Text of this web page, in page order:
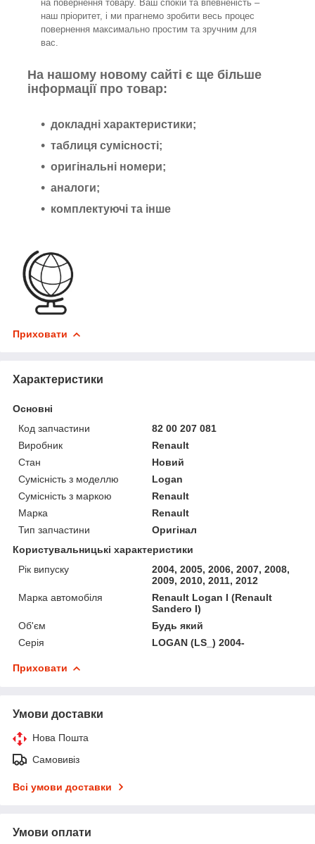
на повернення товару. Ваш спокій та впевненість –
наш пріоритет, і ми прагнемо зробити весь процес
повернення максимально простим та зручним для
вас.
На нашому новому сайті є ще більше
інформації про товар:
докладні характеристики;
таблиця сумісності;
оригінальні номери;
аналоги;
комплектуючі та інше
Приховати
Характеристики
Основні
Код запчастини
82 00 207 081
Виробник
Renault
Стан
Новий
Сумісність з моделлю
Logan
Сумісність з маркою
Renault
Марка
Renault
Тип запчастини
Оригінал
Користувальницькі характеристики
Рік випуску
2004, 2005, 2006, 2007, 2008,
2009, 2010, 2011, 2012
Марка автомобіля
Renault Logan I (Renault
Sandero I)
Об'єм
Будь який
Серія
LOGAN (LS_) 2004-
Приховати
Умови доставки
Нова Пошта
Самовивіз
Всі умови доставки
Умови оплати